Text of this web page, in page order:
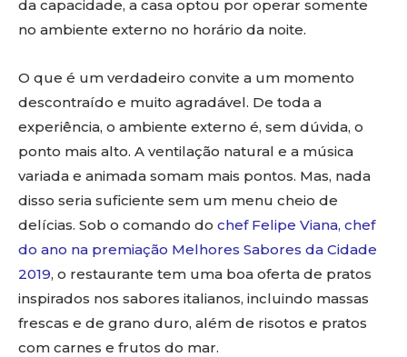
da capacidade, a casa optou por operar somente
no ambiente externo no horário da noite.
O que é um verdadeiro convite a um momento
descontraído e muito agradável. De toda a
experiência, o ambiente externo é, sem dúvida, o
ponto mais alto. A ventilação natural e a música
variada e animada somam mais pontos. Mas, nada
disso seria suficiente sem um menu cheio de
delícias. Sob o comando do chef Felipe Viana, chef
do ano na premiação Melhores Sabores da Cidade
2019, o restaurante tem uma boa oferta de pratos
inspirados nos sabores italianos, incluindo massas
frescas e de grano duro, além de risotos e pratos
com carnes e frutos do mar.